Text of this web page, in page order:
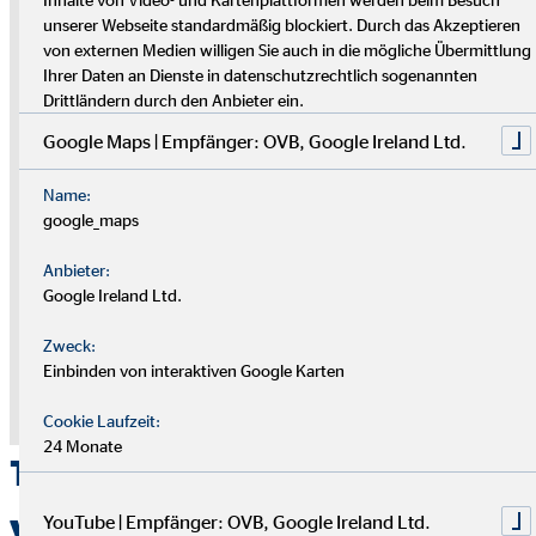
Hinweis zu externen Medien
An dieser Stelle nutzen wir die Dienste von Drittanbietern, um Ihnen
weitere Informationen zur Verfügung stellen zu können. Die Inhalte
werden nur mit Ihrer Einwilligung eingeblendet. Je nach Sitz des
Anbieters können Ihre personenbezogenen Daten dabei auch in
angemessenes Datenschutzniveau gewährleistet werden kann.
Geben Sie Ihre Einwilligung nur dann dann, wenn Sie damit
Datenschutzerklärung.
Zustimmung zum "YouTube" Cookie um
diesen Inhalt anzuzeigen
Datenschutz | Impressum
Traum der eigenen Immobilie
verwirklichen
unserer Webseite standardmäßig blockiert. Durch das Akzeptieren
von externen Medien willigen Sie auch in die mögliche Übermittlung
Ihrer Daten an Dienste in datenschutzrechtlich sogenannten
Drittländern durch den Anbieter ein.
Google Maps | Empfänger: OVB, Google Ireland Ltd.
Name:
google_maps
Anbieter:
Google Ireland Ltd.
Zweck:
Einbinden von interaktiven Google Karten
Cookie Laufzeit:
24 Monate
YouTube | Empfänger: OVB, Google Ireland Ltd.